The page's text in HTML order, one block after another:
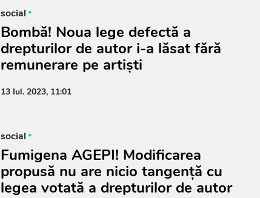
social
Bombă! Noua lege defectă a
drepturilor de autor i-a lăsat fără
remunerare pe artiști
13 Iul. 2023, 11:01
social
Fumigena AGEPI! Modificarea
propusă nu are nicio tangență cu
legea votată a drepturilor de autor